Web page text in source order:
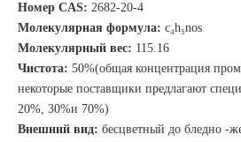
Номер CAS: 2682-20-4
Молекулярная формула: c₄h₅nos
Молекулярный вес: 115.16
Чистота: 50%(общая концентрация
некоторые поставщики предлагают
20%, 30%и 70%)
Внешний вид: бесцветный до бледно -